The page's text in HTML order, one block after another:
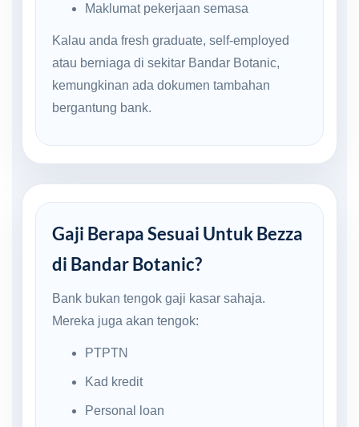
Maklumat pekerjaan semasa
Kalau anda fresh graduate, self-employed
atau berniaga di sekitar Bandar Botanic,
kemungkinan ada dokumen tambahan
bergantung bank.
Gaji Berapa Sesuai Untuk Bezza
di Bandar Botanic?
Bank bukan tengok gaji kasar sahaja.
Mereka juga akan tengok:
PTPTN
Kad kredit
Personal loan